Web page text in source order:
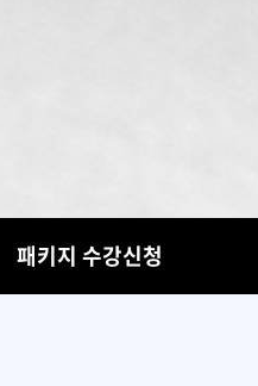
패키지 수강신청